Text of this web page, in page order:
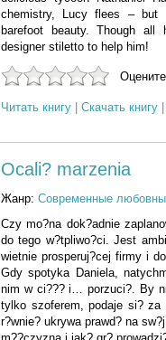
chemistry, Lucy flees – but
barefoot beauty. Though
designer stiletto to help him!
Читать книгу Скачать книгу
Ocali? marzenia
Жанр: Современные
Czy mo?na dok?adnie
do tego w?tpliwo?ci. Jest
wietnie prosperuj?cej firmy i
Gdy spotyka Daniela,
nim w ci??? i… porzuci?. By
tylko szoferem, podaje si? za
r?wnie? ukrywa prawd? na